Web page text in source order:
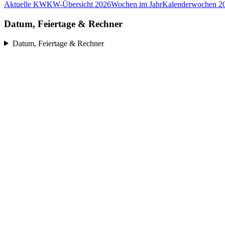
Aktuelle KWKW-Übersicht 2026Wochen im JahrKalenderwochen
Datum, Feiertage & Rechner
Datum, Feiertage & Rechner